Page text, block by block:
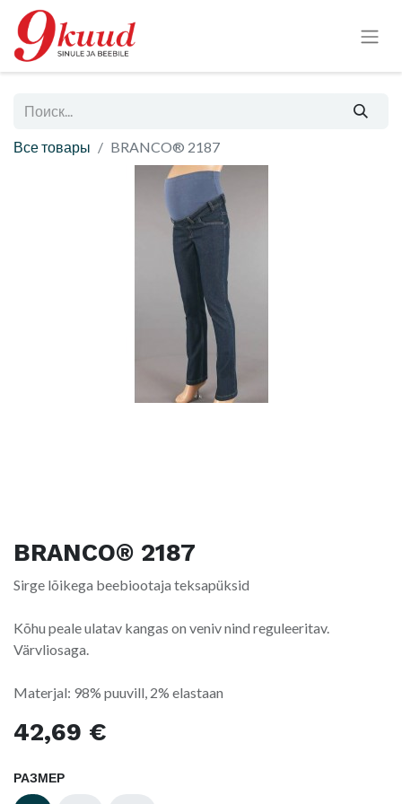
Все товары BRANCO® 2187
BRANCO® 2187
Sirge lõikega beebiootaja teksapüksid
Kõhu peale ulatav kangas on veniv nind reguleeritav.
Värvliosaga.
Materjal: 98% puuvill, 2% elastaan
42,69 €
РАЗМЕР